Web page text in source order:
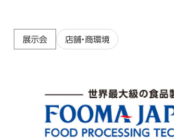
展示会 店舗・商環境